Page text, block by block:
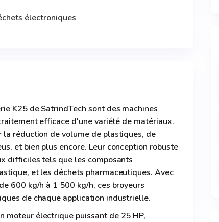
électroniques
K25 de SatrindTech sont des machines
efficace d'une variété de matériaux.
la réduction de volume de plastiques, de
et bien plus encore. Leur conception robuste
difficiles tels que les composants
et les déchets pharmaceutiques. Avec
600 kg/h à 1 500 kg/h, ces broyeurs
de chaque application industrielle.
moteur électrique puissant de 25 HP,